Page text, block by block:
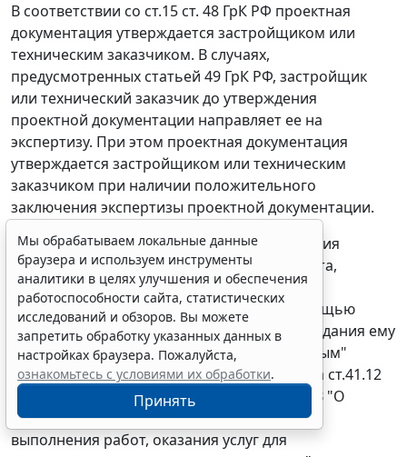
В соответствии со ст.15 ст. 48 ГрК РФ проектная
документация утверждается застройщиком или
техническим заказчиком. В случаях,
предусмотренных статьей 49 ГрК РФ, застройщик
или технический заказчик до утверждения
проектной документации направляет ее на
экспертизу. При этом проектная документация
утверждается застройщиком или техническим
заказчиком при наличии положительного
заключения экспертизы проектной документации.
Истец поясняет, что проектная документация
является частью муниципального контракта,
контракт вместе со всеми приложениями
подписывается в электронном виде с помощью
электронной подписи, обязательности придания ему
бумажного вида с соответствующим "ручным"
подписанием не установлено, ссылается на ст.41.12
Федерального законаот 21.07.2005 N 94-ФЗ "О
размещении заказов на поставки товаров,
выполнения работ, оказания услуг для
Мы обрабатываем локальные данные
браузера и используем инструменты
аналитики в целях улучшения и обеспечения
работоспособности сайта, статистических
исследований и обзоров. Вы можете
запретить обработку указанных данных в
настройках браузера. Пожалуйста,
ознакомьтесь с условиями их обработки.
Принять